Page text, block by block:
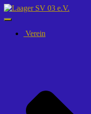
Navigation
umschalten
Verein